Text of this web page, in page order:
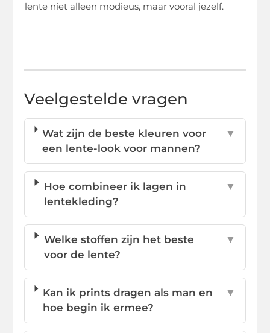
lente niet alleen modieus, maar vooral jezelf.
Veelgestelde vragen
Wat zijn de beste kleuren voor
een lente-look voor mannen?
▼
Hoe combineer ik lagen in
lentekleding?
▼
Welke stoffen zijn het beste
voor de lente?
▼
Kan ik prints dragen als man en
hoe begin ik ermee?
▼